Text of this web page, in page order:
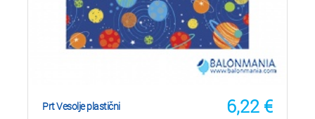
6,22 €
Prt Vesolje plastični